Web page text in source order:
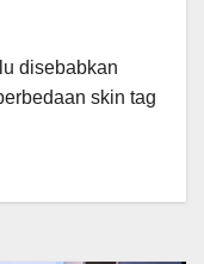
disebabkan
skin tag